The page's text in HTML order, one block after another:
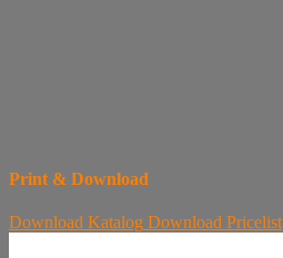
Print & Download
Download Katalog Download Pricelist